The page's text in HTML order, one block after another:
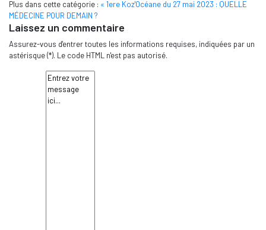
Plus dans cette catégorie : « 1ere Koz'Océane du 27 mai 2023 : QUELLE
MÉDECINE POUR DEMAIN ?
Laissez un commentaire
Assurez-vous d'entrer toutes les informations requises, indiquées par un
astérisque (*). Le code HTML n'est pas autorisé.